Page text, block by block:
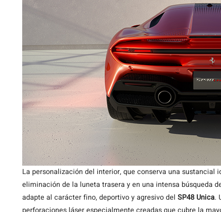
La personalización del interior, que conserva una
eliminación de la luneta trasera y en una intensa búsqueda
adapte al carácter fino, deportivo y agresivo del SP48 Unica.